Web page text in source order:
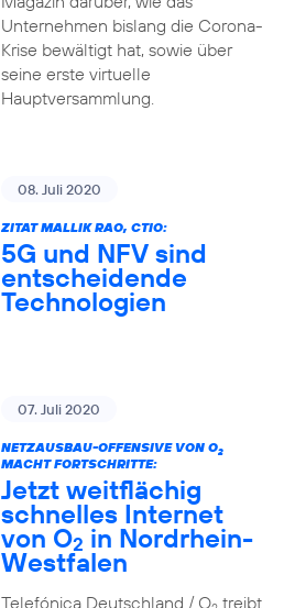
Unternehmen bislang die Corona-
Krise bewältigt hat, sowie über
seine erste virtuelle
Hauptversammlung.
08. Juli 2020
ZITAT MALLIK RAO, CTIO:
5G und NFV sind
entscheidende
Technologien
07. Juli 2020
NETZAUSBAU-OFFENSIVE VON O2
MACHT FORTSCHRITTE:
Jetzt weitflächig
schnelles Internet
von O2 in Nordrhein-
Westfalen
Telefónica Deutschland / O treibt